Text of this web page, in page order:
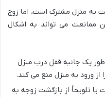
به منزل مشترک است، اما زوج
ممانعت می تواند به اشکال
یک جانبه قفل درب منزل
ورود به منزل منع می کند.
یا تلویحاً از بازگشت زوجه به